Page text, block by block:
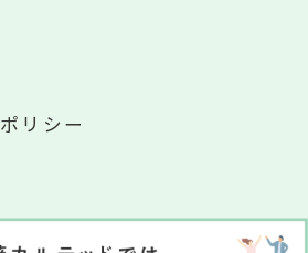
リシー